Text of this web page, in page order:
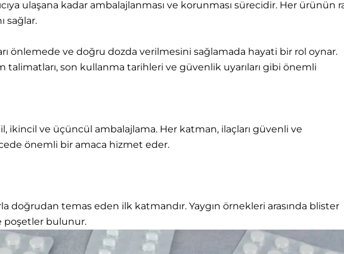
ulaşana kadar ambalajlanması ve korunması sürecidir. Her ürünün
sağlar.
önlemede ve doğru dozda verilmesini sağlamada hayati bir rol oynar.
talimatları, son kullanma tarihleri ve güvenlik uyarıları gibi önemli
ikincil ve üçüncül ambalajlama. Her katman, ilaçları güvenli ve
önemli bir amaca hizmet eder.
doğrudan temas eden ilk katmandır. Yaygın örnekleri arasında blister
poşetler bulunur.